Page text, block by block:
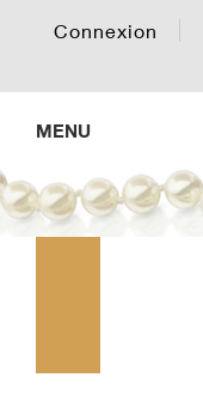
Connexion
MENU